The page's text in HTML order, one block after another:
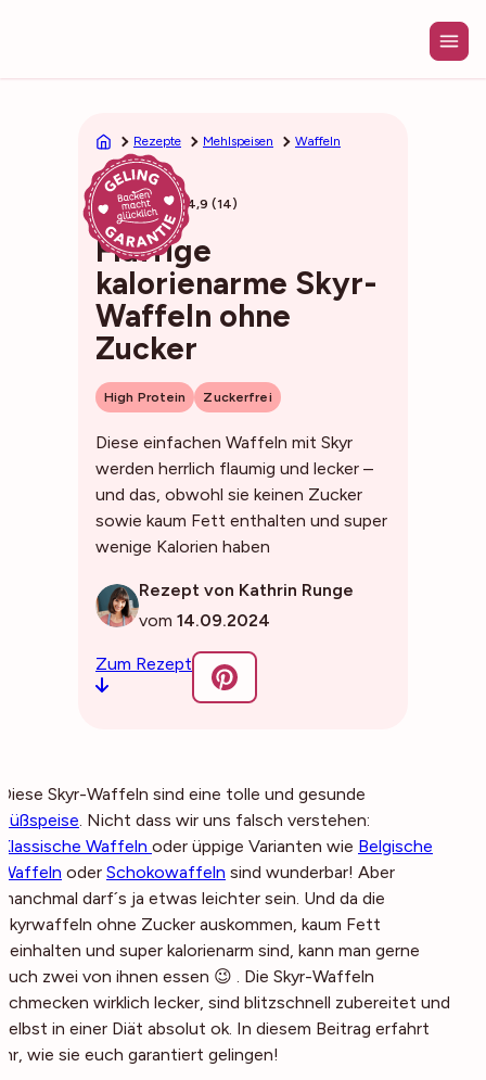
Rezepte Mehlspeisen Waffeln
25min 4,9 (14)
Fluffige
kalorienarme Skyr-
Waffeln ohne
Zucker
High Protein Zuckerfrei
Diese einfachen Waffeln mit Skyr
werden herrlich flaumig und lecker –
und das, obwohl sie keinen Zucker
sowie kaum Fett enthalten und super
wenige Kalorien haben
Rezept von Kathrin Runge
vom 14.09.2024
Zum Rezept
Diese Skyr-Waffeln sind eine tolle und gesunde
Süßspeise. Nicht dass wir uns falsch verstehen:
Klassische Waffeln oder üppige Varianten wie Belgische
Waffeln oder Schokowaffeln sind wunderbar! Aber
manchmal darf´s ja etwas leichter sein. Und da die
Skyrwaffeln ohne Zucker auskommen, kaum Fett
beinhalten und super kalorienarm sind, kann man gerne
auch zwei von ihnen essen 😉 . Die Skyr-Waffeln
schmecken wirklich lecker, sind blitzschnell zubereitet und
selbst in einer Diät absolut ok. In diesem Beitrag erfahrt
ihr, wie sie euch garantiert gelingen!